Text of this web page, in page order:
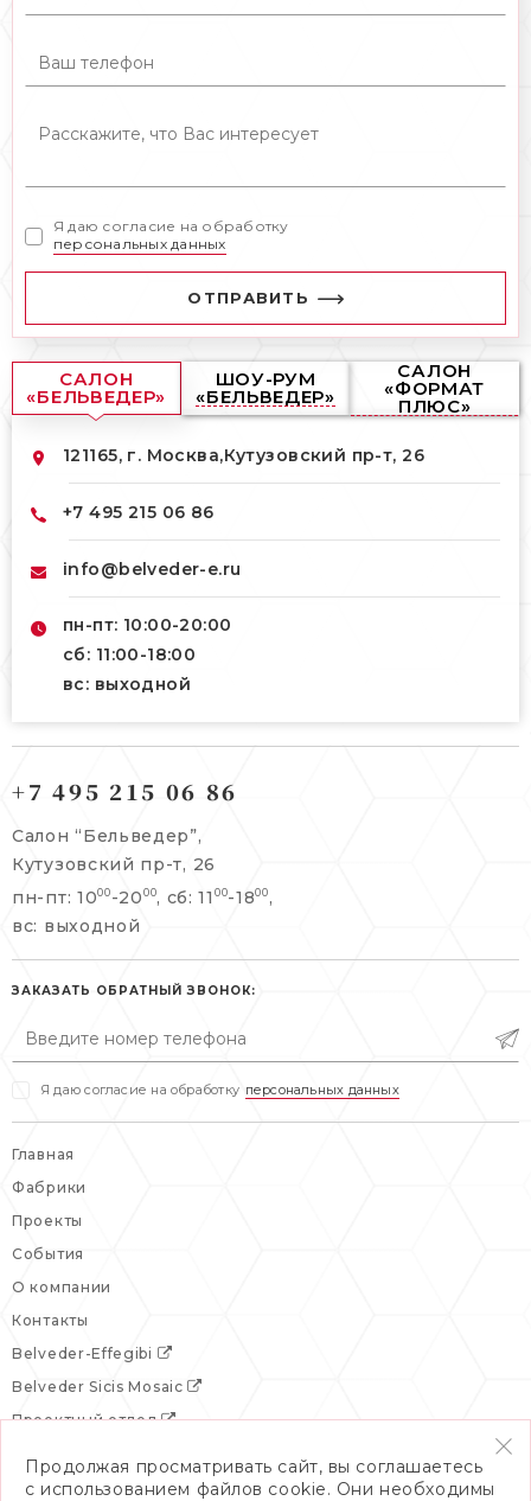
Я даю согласие на обработку
персональных данных
ОТПРАВИТЬ
САЛОН
«БЕЛЬВЕДЕР»
ШОУ-РУМ
«БЕЛЬВЕДЕР»
САЛОН
«ФОРМАТ
ПЛЮС»
121165, г. Москва,Кутузовский пр-т, 26
+7 495 215 06 86
info@belveder-e.ru
пн-пт: 10:00-20:00
сб: 11:00-18:00
вс: выходной
info@belveder-e.ru
пн-пт: 10:00-20:00
сб, вс: выходной
Берсеневский переулок, 3/10с7
+7 495 477 45 43
info@belveder-e.ru
пн-пт: 10:00-19:00
сб: выходной
+7 495 215 06 86
Салон “Бельведер”,
Кутузовский пр-т, 26
пн-пт: 1000 -20 00, сб: 11 00-1800 ,
вс: выходной
ЗАКАЗАТЬ ОБРАТНЫЙ ЗВОНОК:
Я даю согласие на обработку персональных данных
Главная
Фабрики
Проекты
События
О компании
Контакты
Belveder-Effegibi
Belveder Sicis Mosaic
Проектный отдел
Продолжая просматривать сайт, вы соглашаетесь
с использованием файлов cookie. Они необходимы